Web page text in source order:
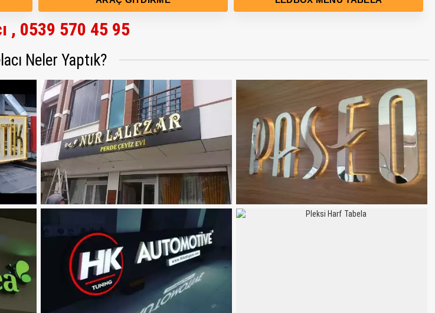
, 0539 570 45 95
Neler Yaptık?